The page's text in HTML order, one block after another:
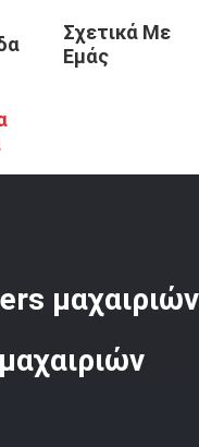
Σχετικά Με
Εμάς
Slitter Λεπίδες